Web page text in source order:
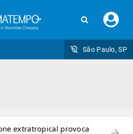
seu
São Paulo, SP
extratropical provoca